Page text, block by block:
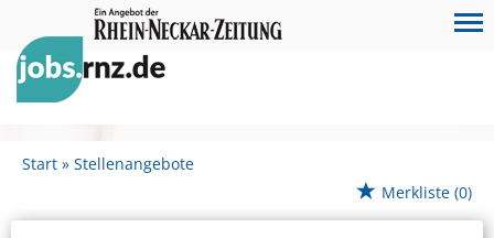
Start
Stellenangebote
Merkliste (0)